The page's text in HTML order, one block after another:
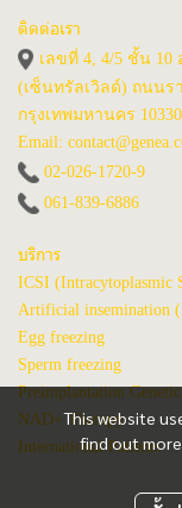
This website
find out
ติดต่อเรา
เลขที่ 4, 4/5 ชั้น 10
(เซ็นทรัลเวิลด์) ถนน
กรุงเทพมหานคร 10330
Email:
02-026-1720-9
061-839-6886
บริการ
ICSI (Intracytoplasmic
Artificial insemination
Egg freezing
Sperm freezing
Preimplantation
NAD+ Therapy
International Patients